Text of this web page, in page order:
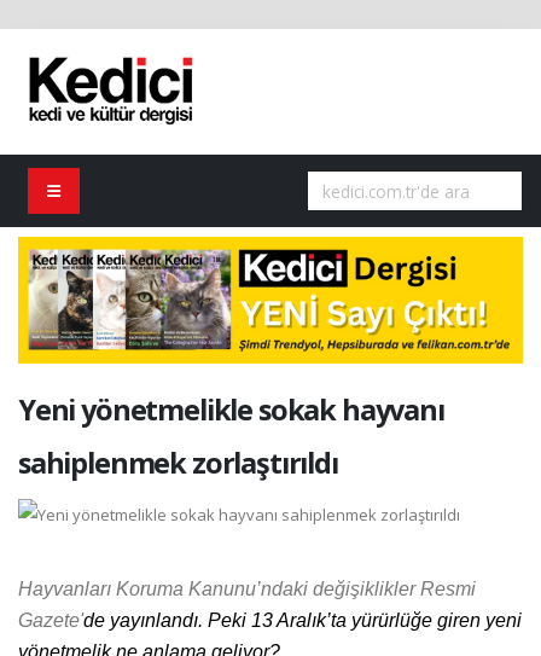
Yeni yönetmelikle sokak hayvanı
sahiplenmek zorlaştırıldı
Hayvanları Koruma Kanunu’ndaki değişiklikler Resmi
Gazete'de yayınlandı. Peki 13 Aralık’ta yürürlüğe giren yeni
yönetmelik ne anlama geliyor?